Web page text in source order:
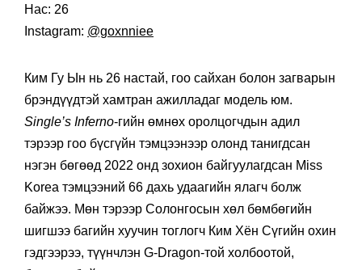
Нас: 26
Instagram: @goxnniee
Ким Гу Ын нь 26 настай, гоо сайхан болон загварын
брэндүүдтэй хамтран ажилладаг модель юм.
Single’s Inferno-гийн өмнөх оролцогчдын адил
тэрээр гоо бүсгүйн тэмцээнээр олонд танигдсан
нэгэн бөгөөд 2022 онд зохион байгуулагдсан Miss
Korea тэмцээний 66 дахь удаагийн ялагч болж
байжээ. Мөн тэрээр Солонгосын хөл бөмбөгийн
шигшээ багийн хуучин тоглогч Ким Хён Сүгийн охин
гэдгээрээ, түүнчлэн G‑Dragon-той холбоотой,